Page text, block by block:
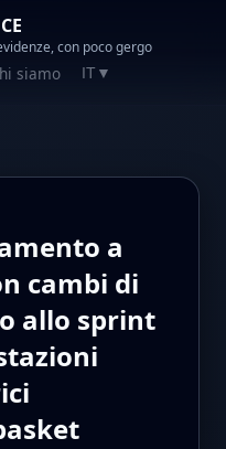
con poco gergo
siamo IT ▼
a
cambi di
allo sprint